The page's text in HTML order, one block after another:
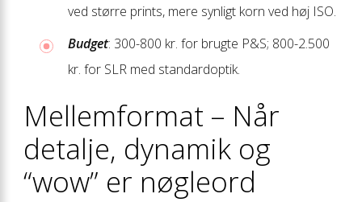
ved større prints, mere synligt korn ved høj ISO.
Budget: 300-800 kr. for brugte P&S; 800-2.500
kr. for SLR med standard­optik.
Mellemformat – Når
detalje, dynamik og
“wow” er nøgleord